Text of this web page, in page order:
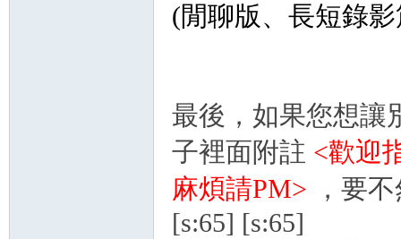
(閒聊版、長短錄
最後，如果您想讓
子裡面附註 <歡迎
麻煩請PM> ，要
[s:65] [s:65]